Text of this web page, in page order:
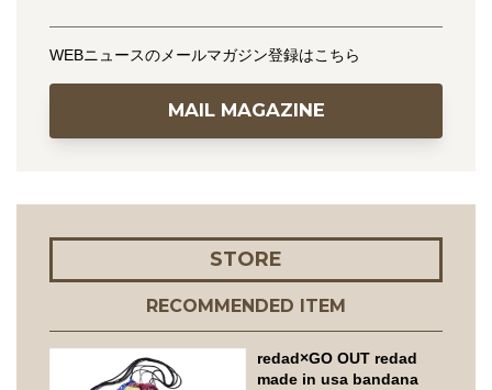
WEBニュースのメールマガジン登録はこちら
MAIL MAGAZINE
STORE
RECOMMENDED ITEM
redad×GO OUT redad
made in usa bandana